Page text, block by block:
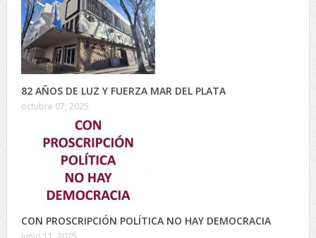
82 AÑOS DE LUZ Y FUERZA MAR DEL PLATA
octubre 07, 2025
CON PROSCRIPCIÓN POLÍTICA NO HAY DEMOCRACIA